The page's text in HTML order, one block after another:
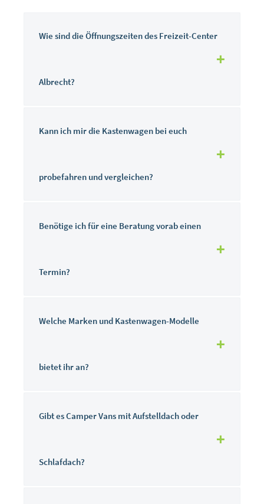
Wie sind die Öffnungszeiten des Freizeit-Center
Albrecht?
Kann ich mir die Kastenwagen bei euch
probefahren und vergleichen?
Benötige ich für eine Beratung vorab einen
Termin?
Welche Marken und Kastenwagen-Modelle
bietet ihr an?
Gibt es Camper Vans mit Aufstelldach oder
Schlafdach?